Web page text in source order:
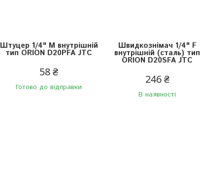
Штуцер 1/4" М внутрішній
тип ORION D20PFA JTC
58 ₴
Готово до відправки
Швидкознімач 1/4" F
внутрішній (сталь) тип
ORION D20SFA JTC
246 ₴
В наявності